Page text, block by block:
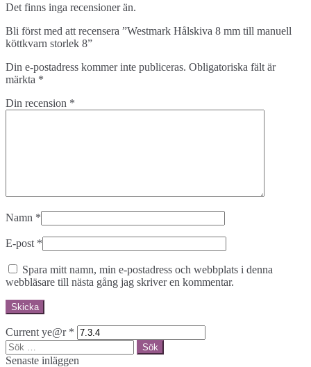
Det finns inga recensioner än.
Bli först med att recensera ”Westmark Hålskiva 8 mm till manuell
köttkvarn storlek 8”
Din e-postadress kommer inte publiceras. Obligatoriska fält är
märkta *
Din recension *
Namn *
E-post *
Spara mitt namn, min e-postadress och webbplats i denna
webbläsare till nästa gång jag skriver en kommentar.
Current ye@r *
Sök
efter:
Senaste inläggen